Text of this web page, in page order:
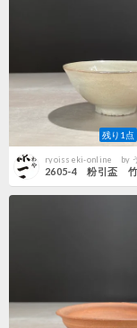
残り1点